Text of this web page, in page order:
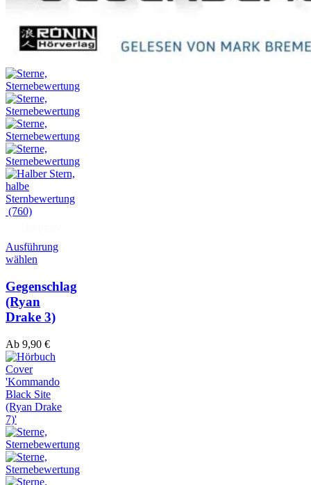
(760)
Ausführung
wählen
Gegenschlag
(Ryan
Drake 3)
Ab 9,90 €